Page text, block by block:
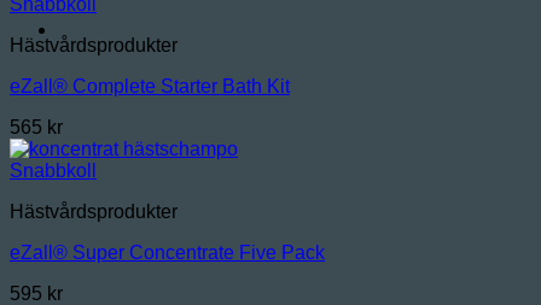
Snabbkoll
Hästvårdsprodukter
eZall® Complete Starter Bath Kit
565 kr
Snabbkoll
Hästvårdsprodukter
eZall® Super Concentrate Five Pack
595 kr